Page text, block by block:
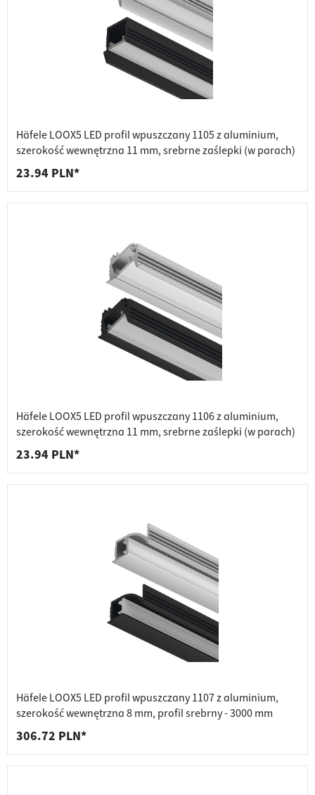
Häfele LOOX5 LED profil wpuszczany 1105 z aluminium,
szerokość wewnętrzna 11 mm, srebrne zaślepki (w parach)
23.94 PLN*
Häfele LOOX5 LED profil wpuszczany 1106 z aluminium,
szerokość wewnętrzna 11 mm, srebrne zaślepki (w parach)
23.94 PLN*
Häfele LOOX5 LED profil wpuszczany 1107 z aluminium,
szerokość wewnętrzna 8 mm, profil srebrny - 3000 mm
306.72 PLN*